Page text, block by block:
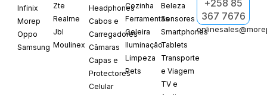
Infinix
Morep
Oppo
Samsung
Zte
Realme
Jbl
Moulinex
Headphones
Cabos e
Carregadores
Câmaras
Capas e
Protectores
Celular
Cozinha
Ferramentas
Geleira
Iluminação
Limpeza
Pets
Beleza
Sensores
Smartphones
Tablets
Transporte
e Viagem
TV e
+258 85
367 7676